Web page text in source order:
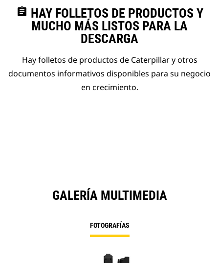
assignment HAY FOLLETOS DE PRODUCTOS Y
MUCHO MÁS LISTOS PARA LA
DESCARGA
Hay folletos de productos de Caterpillar y otros
documentos informativos disponibles para su negocio
en crecimiento.
GALERÍA MULTIMEDIA
FOTOGRAFÍAS